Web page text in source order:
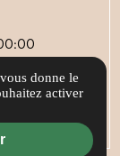
donne le
activer